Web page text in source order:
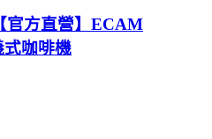
官方直營】ECAM
式咖啡機